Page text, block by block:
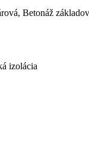
Betonáž
izolácia